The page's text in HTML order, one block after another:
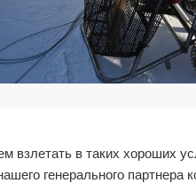
взлетать в таких хороших
генерального